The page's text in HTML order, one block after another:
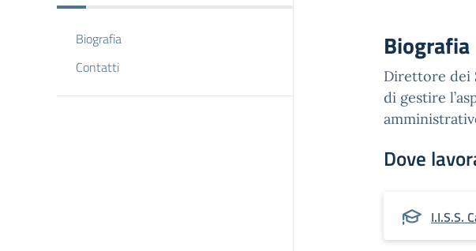
Biografia
Contatti
Biografia
Direttore dei
di gestire
Dove
I.I.S.S.